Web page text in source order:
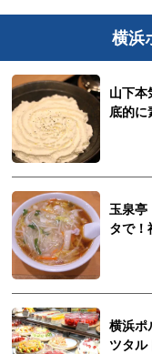
横浜
山下本
底的に
玉泉亭
タで！
横浜ポ
ツタル